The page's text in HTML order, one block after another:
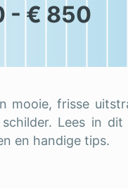
- € 850
mooie, frisse
Lees in
en handige tips.